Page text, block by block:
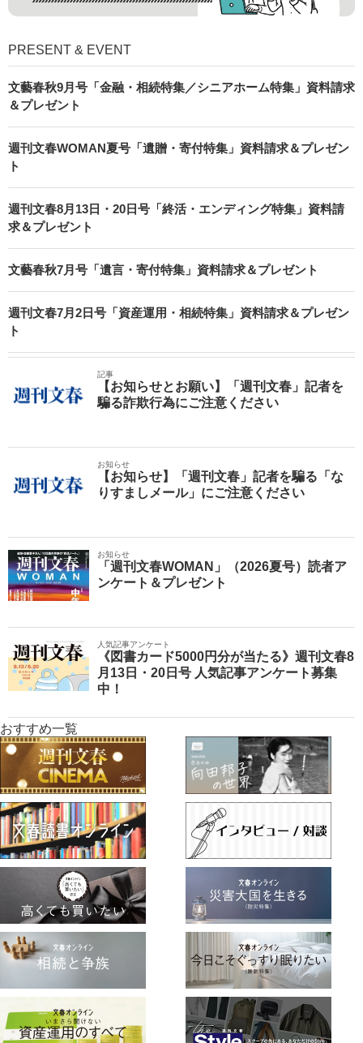
PRESENT & EVENT
文藝春秋9月号「金融・相続特集／シニアホーム特集」資料請求
＆プレゼント
週刊文春WOMAN夏号「遺贈・寄付特集」資料請求＆プレゼン
ト
週刊文春8月13日・20日号「終活・エンディング特集」資料請
求＆プレゼント
文藝春秋7月号「遺言・寄付特集」資料請求＆プレゼント
週刊文春7月2日号「資産運用・相続特集」資料請求＆プレゼン
ト
記事
【お知らせとお願い】「週刊文春」記者を
騙る詐欺行為にご注意ください
お知らせ
【お知らせ】「週刊文春」記者を騙る「な
りすましメール」にご注意ください
お知らせ
「週刊文春WOMAN」（2026夏号）読者ア
ンケート＆プレゼント
人気記事アンケート
《図書カード5000円分が当たる》週刊文春8
月13日・20日号 人気記事アンケート募集
中！
おすすめ一覧